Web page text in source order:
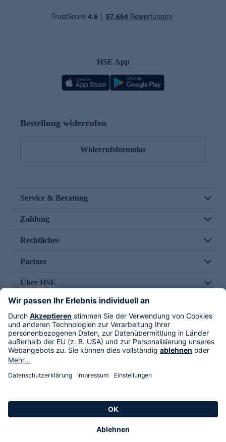
HSE App
Bestellung widerrufen
Widerrufsformular
Service & Beratung
Zahlung
Rechtliches
Partner
Über HSE
Im TV
HSE International